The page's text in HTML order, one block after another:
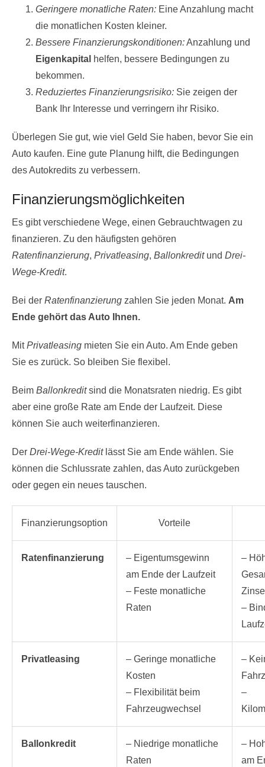
Geringere monatliche Raten: Eine Anzahlung macht
die monatlichen Kosten kleiner.
Bessere Finanzierungskonditionen:Anzahlung und
Eigenkapital helfen, bessere Bedingungen zu
bekommen.
Reduziertes Finanzierungsrisiko: Sie zeigen der
Bank Ihr Interesse und verringern ihr Risiko.
Überlegen Sie gut, wie viel Geld Sie haben, bevor Sie ein
Auto kaufen. Eine gute Planung hilft, die Bedingungen
des Autokredits zu verbessern.
Finanzierungsmöglichkeiten
Es gibt verschiedene Wege, einen Gebrauchtwagen zu
finanzieren. Zu den häufigsten gehören
Ratenfinanzierung, Privatleasing, Ballonkreditund Drei-
Wege-Kredit.
Bei der Ratenfinanzierung zahlen Sie jeden Monat. Am
Ende gehört das Auto Ihnen.
MitPrivatleasing mieten Sie ein Auto. Am Ende geben
Sie es zurück. So bleiben Sie flexibel.
Beim Ballonkreditsind die Monatsraten niedrig. Es gibt
aber eine große Rate am Ende der Laufzeit. Diese
können Sie auch weiterfinanzieren.
Der Drei-Wege-Kreditlässt Sie am Ende wählen. Sie
können die Schlussrate zahlen, das Auto zurückgeben
oder gegen ein neues tauschen.
Finanzierungsoption Vorteile
Ratenfinanzierung
– Eigentumsgewinn
am Ende der Laufzeit
– Feste monatliche
Raten
–
–
Privatleasing
– Geringe monatliche
Kosten
– Flexibilität beim
Fahrzeugwechsel
–
–
Ballonkredit
– Niedrige monatliche
Raten
–
am